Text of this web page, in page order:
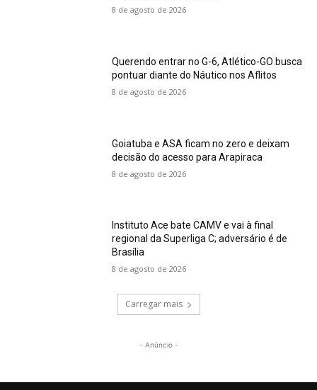
8 de agosto de 2026
Querendo entrar no G-6, Atlético-GO busca
pontuar diante do Náutico nos Aflitos
8 de agosto de 2026
Goiatuba e ASA ficam no zero e deixam
decisão do acesso para Arapiraca
8 de agosto de 2026
Instituto Ace bate CAMV e vai à final
regional da Superliga C; adversário é de
Brasília
8 de agosto de 2026
Carregar mais
- Anúncio -